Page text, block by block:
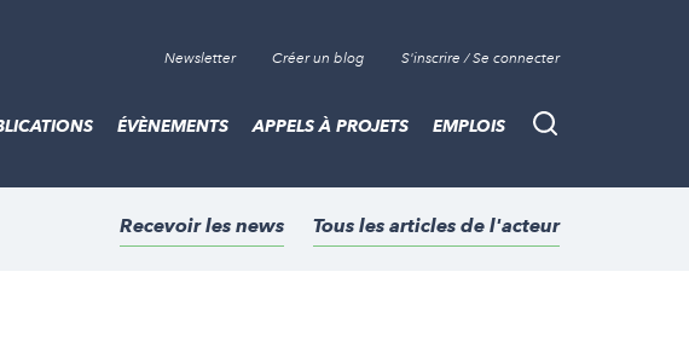
Newsletter Créer un blog S'inscrire / Se connecter
Recherche
ÉVÈNEMENTS APPELS À PROJETS EMPLOIS
Recevoir les news Tous les articles de l'acteur